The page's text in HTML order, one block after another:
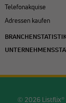
Telefonakquise
Adressen kaufen
© 2026 Listflix®